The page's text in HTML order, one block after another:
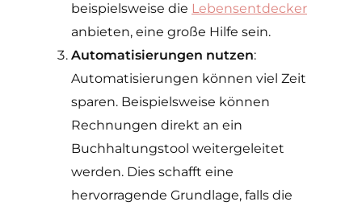
beispielsweise die Lebensentdecker
anbieten, eine große Hilfe sein.
Automatisierungen nutzen:
Automatisierungen können viel Zeit
sparen. Beispielsweise können
Rechnungen direkt an ein
Buchhaltungstool weitergeleitet
werden. Dies schafft eine
hervorragende Grundlage, falls die